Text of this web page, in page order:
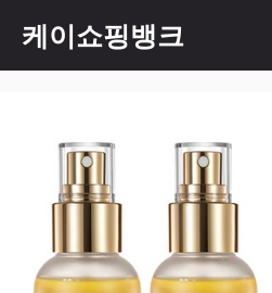
content
케이쇼핑뱅크